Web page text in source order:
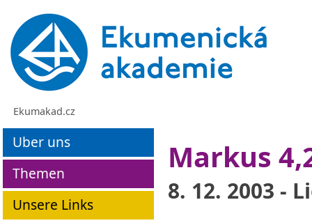
Ekumakad.cz
Uber uns
Themen
Unsere Links
Markus
8. 12. 2003 -